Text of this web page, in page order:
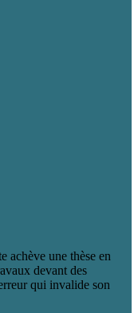
achève une thèse en
devant des
qui invalide son